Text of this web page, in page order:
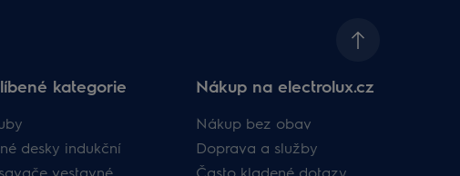
kategorie
desky indukční
vestavné
Nákup na electrolux.cz
Nákup bez obav
Doprava a služby
Často kladené dotazy